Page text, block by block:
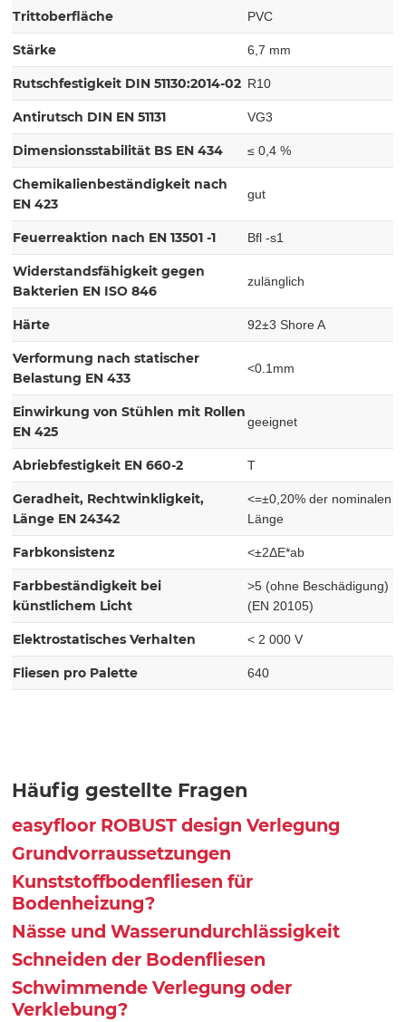
Trittoberfläche PVC
Stärke 6,7 mm
Rutschfestigkeit DIN 51130:2014-02 R10
Antirutsch DIN EN 51131 VG3
Dimensionsstabilität BS EN 434 ≤ 0,4 %
Chemikalienbeständigkeit nach
EN 423
gut
Feuerreaktion nach EN 13501 -1 Bfl -s1
Widerstandsfähigkeit gegen
Bakterien EN ISO 846
zulänglich
Härte 92±3 Shore A
Verformung nach statischer
Belastung EN 433
<0.1mm
Einwirkung von Stühlen mit Rollen
EN 425
geeignet
Abriebfestigkeit EN 660-2 T
Geradheit, Rechtwinkligkeit,
Länge EN 24342
<=±0,20% der nominalen
Länge
Farbkonsistenz <±2ΔE*ab
Farbbeständigkeit bei
künstlichem Licht
>5 (ohne Beschädigung)
(EN 20105)
Elektrostatisches Verhalten < 2 000 V
Fliesen pro Palette 640
Häufig gestellte Fragen
easyfloor ROBUST design Verlegung
Grundvorraussetzungen
Kunststoffbodenfliesen für
Bodenheizung?
Nässe und Wasserundurchlässigkeit
Schneiden der Bodenfliesen
Schwimmende Verlegung oder
Verklebung?